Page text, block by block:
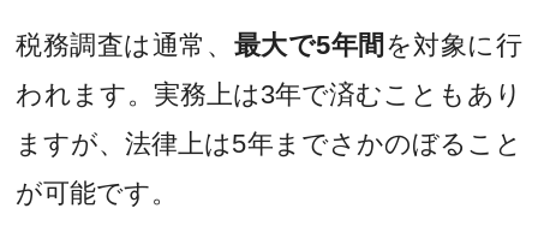
税務調査は通常、 最大で5年間 を対象に行
われます。実務上は3年で済むこともあり
ますが、法律上は5年までさかのぼること
が可能です。